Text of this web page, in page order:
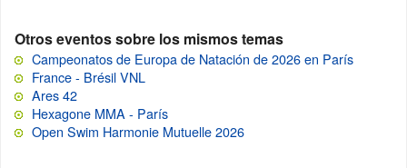
Otros eventos sobre los mismos temas
Campeonatos de Europa de Natación de 2026 en París
France - Brésil VNL
Ares 42
Hexagone MMA - París
Open Swim Harmonie Mutuelle 2026